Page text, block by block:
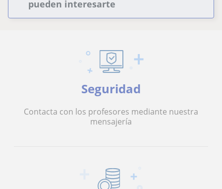
pueden interesarte
Seguridad
Contacta con los profesores mediante nuestra
mensajería